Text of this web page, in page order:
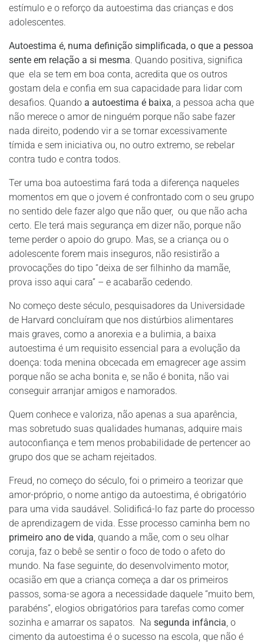
estímulo e o reforço da autoestima das crianças e dos
adolescentes.
Autoestima é, numa definição simplificada, o que a pessoa
sente em relação a si mesma. Quando positiva, significa
que ela se tem em boa conta, acredita que os outros
gostam dela e confia em sua capacidade para lidar com
desafios. Quando a autoestima é baixa, a pessoa acha que
não merece o amor de ninguém porque não sabe fazer
nada direito, podendo vir a se tornar excessivamente
tímida e sem iniciativa ou, no outro extremo, se rebelar
contra tudo e contra todos.
Ter uma boa autoestima fará toda a diferença naqueles
momentos em que o jovem é confrontado com o seu grupo
no sentido dele fazer algo que não quer, ou que não acha
certo. Ele terá mais segurança em dizer não, porque não
teme perder o apoio do grupo. Mas, se a criança ou o
adolescente forem mais inseguros, não resistirão a
provocações do tipo “deixa de ser filhinho da mamãe,
prova isso aqui cara” – e acabarão cedendo.
No começo deste século, pesquisadores da Universidade
de Harvard concluíram que nos distúrbios alimentares
mais graves, como a anorexia e a bulimia, a baixa
autoestima é um requisito essencial para a evolução da
doença: toda menina obcecada em emagrecer age assim
porque não se acha bonita e, se não é bonita, não vai
conseguir arranjar amigos e namorados.
Quem conhece e valoriza, não apenas a sua aparência,
mas sobretudo suas qualidades humanas, adquire mais
autoconfiança e tem menos probabilidade de pertencer ao
grupo dos que se acham rejeitados.
Freud, no começo do século, foi o primeiro a teorizar que
amor-próprio, o nome antigo da autoestima, é obrigatório
para uma vida saudável. Solidificá-lo faz parte do processo
de aprendizagem de vida. Esse processo caminha bem no
primeiro ano de vida, quando a mãe, com o seu olhar
coruja, faz o bebê se sentir o foco de todo o afeto do
mundo. Na fase seguinte, do desenvolvimento motor,
ocasião em que a criança começa a dar os primeiros
passos, soma-se agora a necessidade daquele “muito bem,
parabéns”, elogios obrigatórios para tarefas como comer
sozinha e amarrar os sapatos. Na segunda infância, o
cimento da autoestima é o sucesso na escola, que não é